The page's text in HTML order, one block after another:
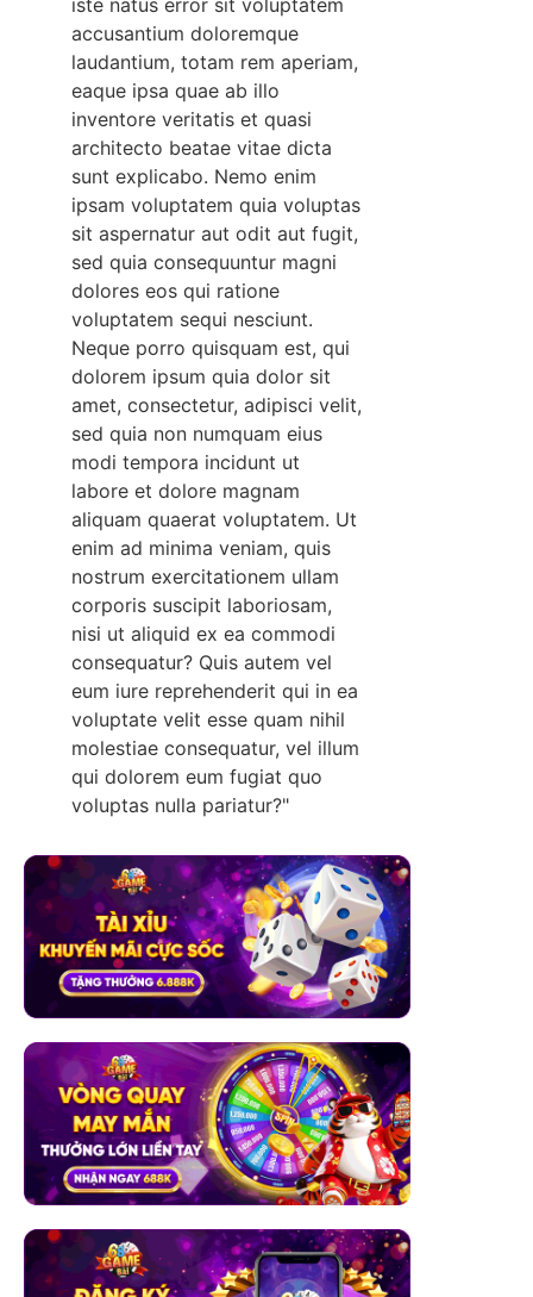
iste natus error sit voluptatem
accusantium doloremque
laudantium, totam rem aperiam,
eaque ipsa quae ab illo
inventore veritatis et quasi
architecto beatae vitae dicta
sunt explicabo. Nemo enim
ipsam voluptatem quia voluptas
sit aspernatur aut odit aut fugit,
sed quia consequuntur magni
dolores eos qui ratione
voluptatem sequi nesciunt.
Neque porro quisquam est, qui
dolorem ipsum quia dolor sit
amet, consectetur, adipisci velit,
sed quia non numquam eius
modi tempora incidunt ut
labore et dolore magnam
aliquam quaerat voluptatem. Ut
enim ad minima veniam, quis
nostrum exercitationem ullam
corporis suscipit laboriosam,
nisi ut aliquid ex ea commodi
consequatur? Quis autem vel
eum iure reprehenderit qui in ea
voluptate velit esse quam nihil
molestiae consequatur, vel illum
qui dolorem eum fugiat quo
voluptas nulla pariatur?"